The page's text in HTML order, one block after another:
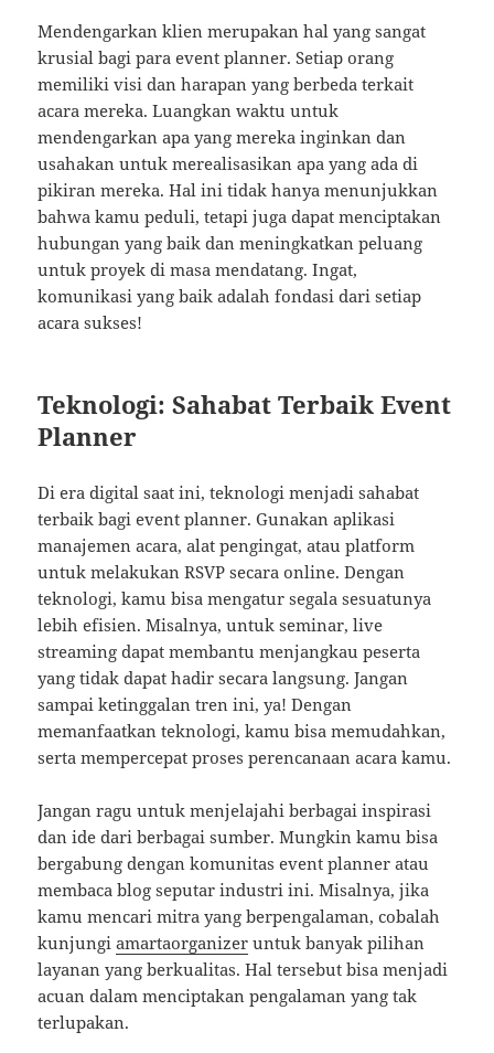
Mendengarkan klien merupakan hal yang sangat
krusial bagi para event planner. Setiap orang
memiliki visi dan harapan yang berbeda terkait
acara mereka. Luangkan waktu untuk
mendengarkan apa yang mereka inginkan dan
usahakan untuk merealisasikan apa yang ada di
pikiran mereka. Hal ini tidak hanya menunjukkan
bahwa kamu peduli, tetapi juga dapat menciptakan
hubungan yang baik dan meningkatkan peluang
untuk proyek di masa mendatang. Ingat,
komunikasi yang baik adalah fondasi dari setiap
acara sukses!
Teknologi: Sahabat Terbaik Event
Planner
Di era digital saat ini, teknologi menjadi sahabat
terbaik bagi event planner. Gunakan aplikasi
manajemen acara, alat pengingat, atau platform
untuk melakukan RSVP secara online. Dengan
teknologi, kamu bisa mengatur segala sesuatunya
lebih efisien. Misalnya, untuk seminar, live
streaming dapat membantu menjangkau peserta
yang tidak dapat hadir secara langsung. Jangan
sampai ketinggalan tren ini, ya! Dengan
memanfaatkan teknologi, kamu bisa memudahkan,
serta mempercepat proses perencanaan acara kamu.
Jangan ragu untuk menjelajahi berbagai inspirasi
dan ide dari berbagai sumber. Mungkin kamu bisa
bergabung dengan komunitas event planner atau
membaca blog seputar industri ini. Misalnya, jika
kamu mencari mitra yang berpengalaman, cobalah
kunjungiamartaorganizer untuk banyak pilihan
layanan yang berkualitas. Hal tersebut bisa menjadi
acuan dalam menciptakan pengalaman yang tak
terlupakan.